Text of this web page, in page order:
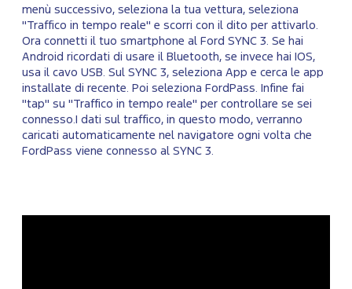
menù successivo, seleziona la tua vettura, seleziona
"Traffico in tempo reale" e scorri con il dito per attivarlo.
Ora connetti il tuo smartphone al Ford SYNC 3. Se hai
Android ricordati di usare il Bluetooth, se invece hai IOS,
usa il cavo USB. Sul SYNC 3, seleziona App e cerca le app
installate di recente. Poi seleziona FordPass. Infine fai
"tap" su "Traffico in tempo reale" per controllare se sei
connesso.I dati sul traffico, in questo modo, verranno
caricati automaticamente nel navigatore ogni volta che
FordPass viene connesso al SYNC 3.